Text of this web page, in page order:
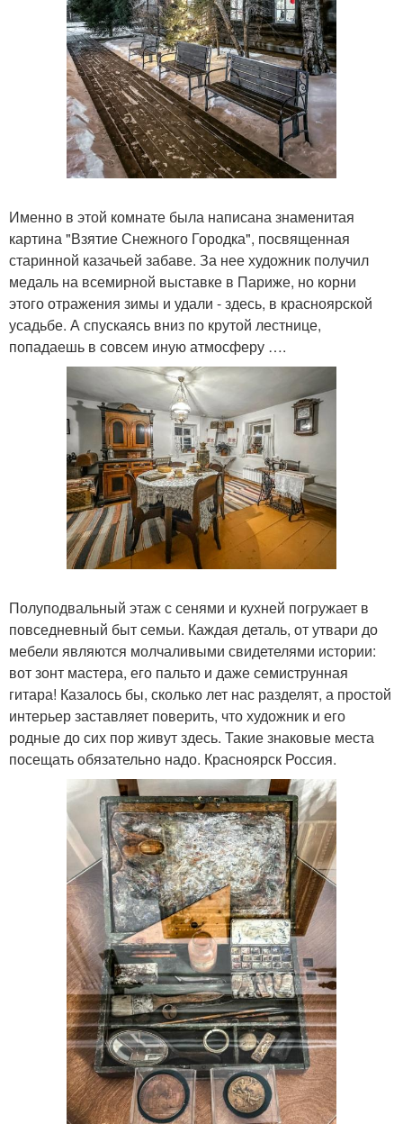
Именно в этой комнате была написана знаменитая
картина "Взятие Снежного Городка", посвященная
старинной казачьей забаве. За нее художник получил
медаль на всемирной выставке в Париже, но корни
этого отражения зимы и удали - здесь, в красноярской
усадьбе. А спускаясь вниз по крутой лестнице,
попадаешь в совсем иную атмосферу ….
Полуподвальный этаж с сенями и кухней погружает в
повседневный быт семьи. Каждая деталь, от утвари до
мебели являются молчаливыми свидетелями истории:
вот зонт мастера, его пальто и даже семиструнная
гитара! Казалось бы, сколько лет нас разделят, а простой
интерьер заставляет поверить, что художник и его
родные до сих пор живут здесь. Такие знаковые места
посещать обязательно надо. Красноярск Россия.